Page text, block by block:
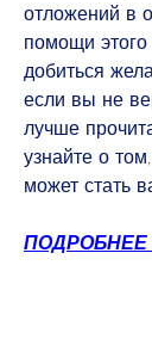
отложений в
помощи
добиться
если вы не
лучше
узнайте о
может стать
ПОДРОБНЕЕ